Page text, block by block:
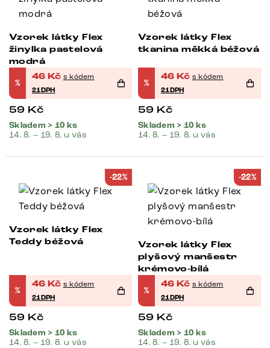
Vzorek látky Flex
žinylka pastelová
modrá
%
46 Kč s kódem
21DPH
59 Kč
Skladem > 10 ks
14. 8. – 19. 8. u vás
Vzorek látky Flex
tkanina měkká béžová
%
46 Kč s kódem
21DPH
59 Kč
Skladem > 10 ks
14. 8. – 19. 8. u vás
-22%
Vzorek látky Flex
Teddy béžová
%
46 Kč s kódem
21DPH
59 Kč
Skladem > 10 ks
14. 8. – 19. 8. u vás
-22%
Vzorek látky Flex
plyšový manšestr
krémovo-bílá
%
46 Kč s kódem
21DPH
59 Kč
Skladem > 10 ks
14. 8. – 19. 8. u vás